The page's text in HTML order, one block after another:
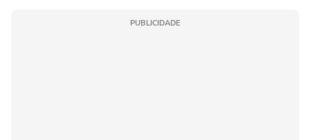
PUBLICIDADE